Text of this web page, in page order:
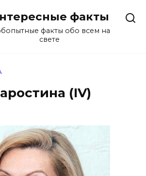
факты
факты обо всем на
свете
(IV)